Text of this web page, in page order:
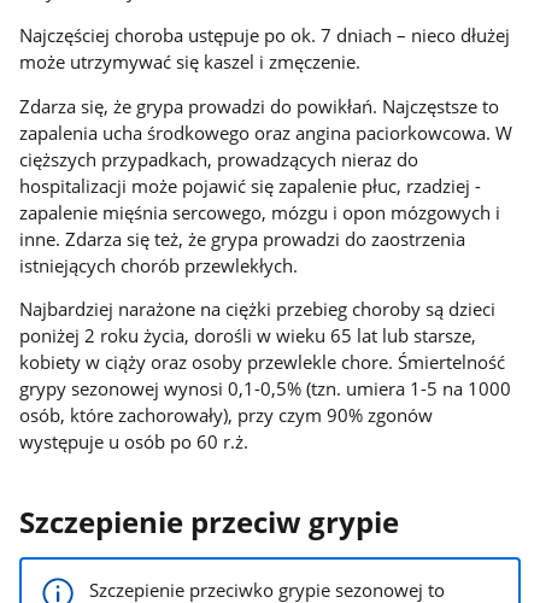
Najczęściej choroba ustępuje po ok. 7 dniach – nieco dłużej
może utrzymywać się kaszel i zmęczenie.
Zdarza się, że grypa prowadzi do powikłań. Najczęstsze to
zapalenia ucha środkowego oraz angina paciorkowcowa. W
cięższych przypadkach, prowadzących nieraz do
hospitalizacji może pojawić się zapalenie płuc, rzadziej -
zapalenie mięśnia sercowego, mózgu i opon mózgowych i
inne. Zdarza się też, że grypa prowadzi do zaostrzenia
istniejących chorób przewlekłych.
Najbardziej narażone na ciężki przebieg choroby są dzieci
poniżej 2 roku życia, dorośli w wieku 65 lat lub starsze,
kobiety w ciąży oraz osoby przewlekle chore. Śmiertelność
grypy sezonowej wynosi 0,1-0,5% (tzn. umiera 1-5 na 1000
osób, które zachorowały), przy czym 90% zgonów
występuje u osób po 60 r.ż.
Szczepienie przeciw grypie
Szczepienie przeciwko grypie sezonowej to